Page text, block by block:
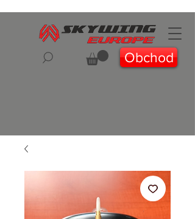
Obchod